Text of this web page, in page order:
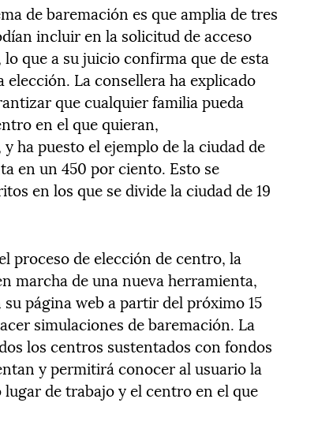
de baremación es que amplia de tres
incluir en la solicitud de acceso
que a su juicio confirma que de esta
La consellera ha explicado
que cualquier familia pueda
en el que quieran,
ha puesto el ejemplo de la ciudad de
en un 450 por ciento. Esto se
en los que se divide la ciudad de 19
proceso de elección de centro, la
marcha de una nueva herramienta,
página web a partir del próximo 15
simulaciones de baremación. La
los centros sustentados con fondos
y permitirá conocer al usuario la
de trabajo y el centro en el que